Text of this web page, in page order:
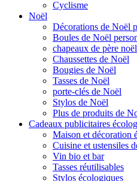
Cyclisme
Noël
Décorations de Noël
Boules de Noël
chapeaux de père noël
Chaussettes de Noël
Bougies de Noël
Tasses de Noël
porte-clés de Noël
Stylos de Noël
Plus de produits de
Cadeaux publicitaires
Maison et décoration
Cuisine et ustensiles
Vin bio et bar
Tasses réutilisables
Stylos écologiques